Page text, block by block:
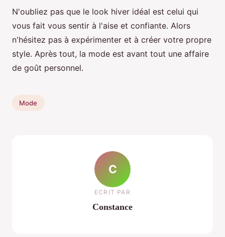
N'oubliez pas que le look hiver idéal est celui qui
vous fait vous sentir à l'aise et confiante. Alors
n'hésitez pas à expérimenter et à créer votre propre
style. Après tout, la mode est avant tout une affaire
de goût personnel.
Mode
C
ECRIT PAR
Constance